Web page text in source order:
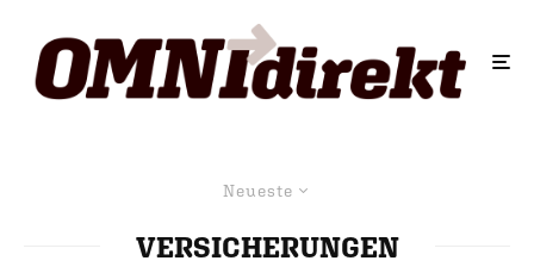
Neueste
VERSICHERUNGEN